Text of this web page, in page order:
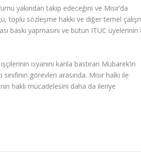
yakından takip edeceğini ve Mısır’da
toplu sözleşme hakkı ve diğer temel
baskı yapmasını ve bütün ITUC üyelerinin
isyanını kanla bastıran Mübarek’in
görevleri arasında. Mısır halkı ile
haklı mücadelesini daha da ileriye